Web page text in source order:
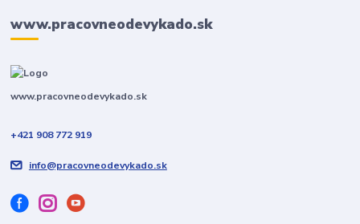
www.pracovneodevykado.sk
www.pracovneodevykado.sk
+421 908 772 919
info@pracovneodevykado.sk